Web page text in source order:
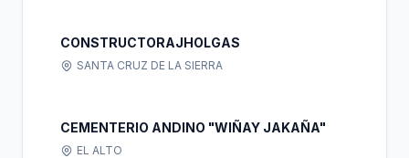
CONSTRUCTORAJHOLGAS
SANTA CRUZ DE LA SIERRA
CEMENTERIO ANDINO "WIÑAY JAKAÑA"
EL ALTO